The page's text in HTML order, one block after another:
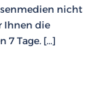
nicht
Ihnen die
7 Tage. […]